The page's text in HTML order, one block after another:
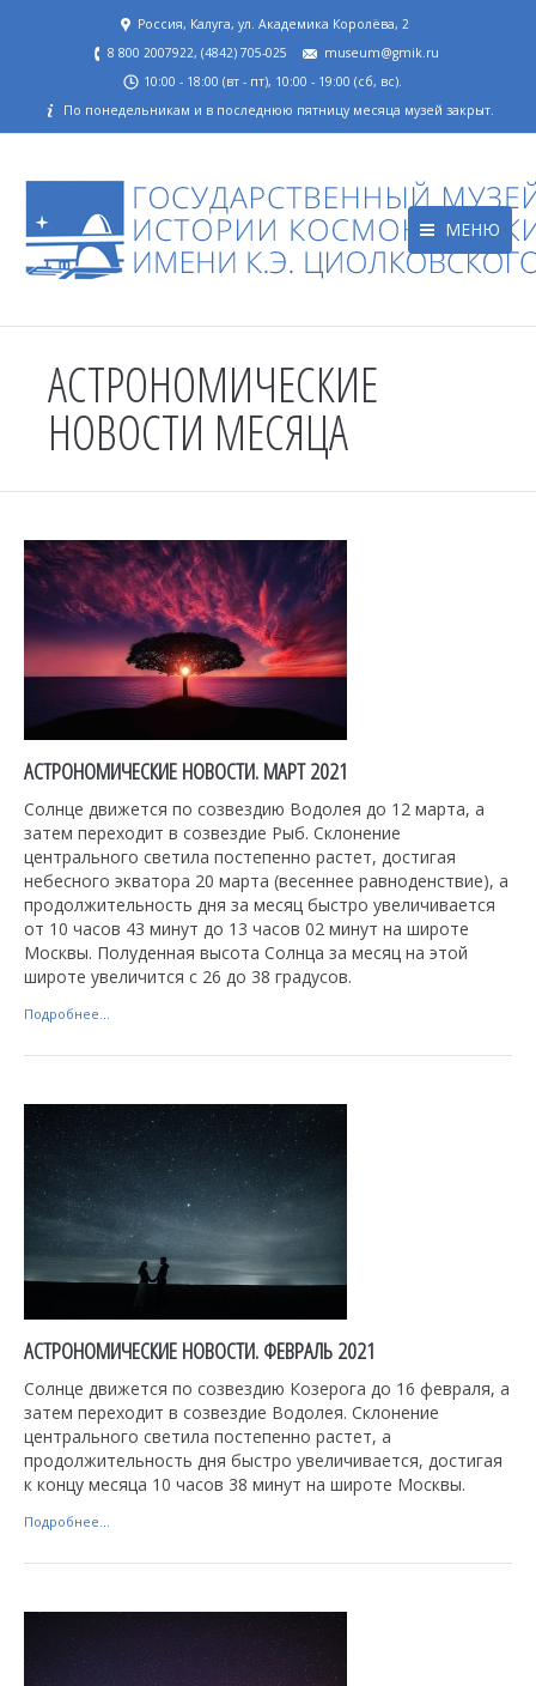
Россия, Калуга, ул. Академика Королёва, 2
8 800 2007922, (4842) 705-025
museum@gmik.ru
10:00 - 18:00 (вт - пт), 10:00 - 19:00 (сб, вс).
По понедельникам и в последнюю пятницу месяца музей закрыт.
МЕНЮ
АСТРОНОМИЧЕСКИЕ
НОВОСТИ МЕСЯЦА
АСТРОНОМИЧЕСКИЕ НОВОСТИ. МАРТ 2021
Солнце движется по созвездию Водолея до 12 марта, а
затем переходит в созвездие Рыб. Склонение
центрального светила постепенно растет, достигая
небесного экватора 20 марта (весеннее равноденствие), а
продолжительность дня за месяц быстро увеличивается
от 10 часов 43 минут до 13 часов 02 минут на широте
Москвы. Полуденная высота Солнца за месяц на этой
широте увеличится с 26 до 38 градусов.
Подробнее...
АСТРОНОМИЧЕСКИЕ НОВОСТИ. ФЕВРАЛЬ 2021
Солнце движется по созвездию Козерога до 16 февраля, а
затем переходит в созвездие Водолея. Склонение
центрального светила постепенно растет, а
продолжительность дня быстро увеличивается, достигая
к концу месяца 10 часов 38 минут на широте Москвы.
Подробнее...